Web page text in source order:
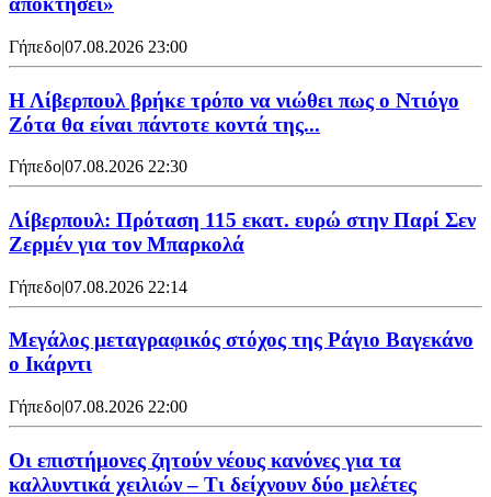
Γήπεδο|07.08.2026 23:00
Η Λίβερπουλ βρήκε τρόπο να νιώθει πως ο Ντιόγο
Ζότα θα είναι πάντοτε κοντά της...
Γήπεδο|07.08.2026 22:30
Λίβερπουλ: Πρόταση 115 εκατ. ευρώ στην Παρί Σεν
Ζερμέν για τον Μπαρκολά
Γήπεδο|07.08.2026 22:14
Μεγάλος μεταγραφικός στόχος της Ράγιο Βαγεκάνο
ο Ικάρντι
Γήπεδο|07.08.2026 22:00
Οι επιστήμονες ζητούν νέους κανόνες για τα
καλλυντικά χειλιών – Τι δείχνουν δύο μελέτες